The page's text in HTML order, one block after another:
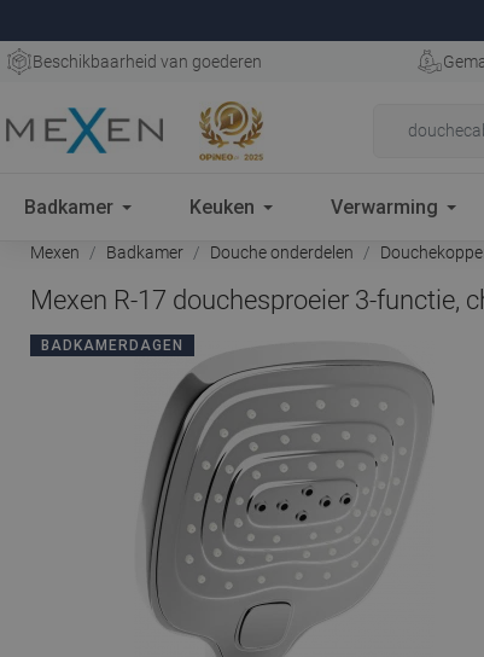
Beschikbaarheid van goederen
Badkamer Keuken Verwarming
Mexen Badkamer Douche onderdelen
Mexen R-17 douchesproeier 3-functie,
BADKAMERDAGEN